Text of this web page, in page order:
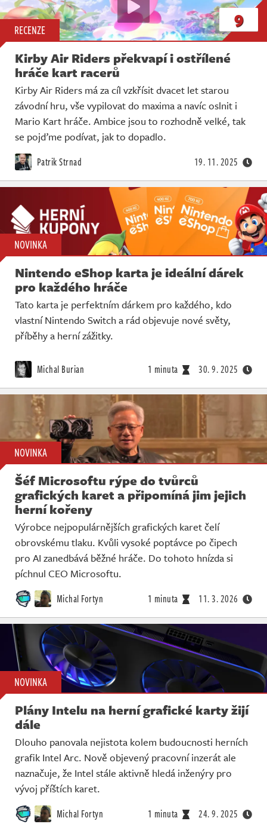
RECENZE 9
Kirby Air Riders překvapí i ostřílené
hráče kart racerů
Kirby Air Riders má za cíl vzkřísit dvacet let starou
závodní hru, vše vypilovat do maxima a navíc oslnit i
Mario Kart hráče. Ambice jsou to rozhodně velké, tak
se pojďme podívat, jak to dopadlo.
Patrik Strnad 19. 11. 2025
NOVINKA
Nintendo eShop karta je ideální dárek
pro každého hráče
Tato karta je perfektním dárkem pro každého, kdo
vlastní Nintendo Switch a rád objevuje nové světy,
příběhy a herní zážitky.
Michal Burian 1 minuta 30. 9. 2025
NOVINKA
Šéf Microsoftu rýpe do tvůrců
grafických karet a připomíná jim jejich
herní kořeny
Výrobce nejpopulárnějších grafických karet čelí
obrovskému tlaku. Kvůli vysoké poptávce po čipech
pro AI zanedbává běžné hráče. Do tohoto hnízda si
píchnul CEO Microsoftu.
Michal Fortyn 1 minuta 11. 3. 2026
NOVINKA
Plány Intelu na herní grafické karty žijí
dále
Dlouho panovala nejistota kolem budoucnosti herních
grafik Intel Arc. Nově objevený pracovní inzerát ale
naznačuje, že Intel stále aktivně hledá inženýry pro
vývoj příštích karet.
Michal Fortyn 1 minuta 24. 9. 2025